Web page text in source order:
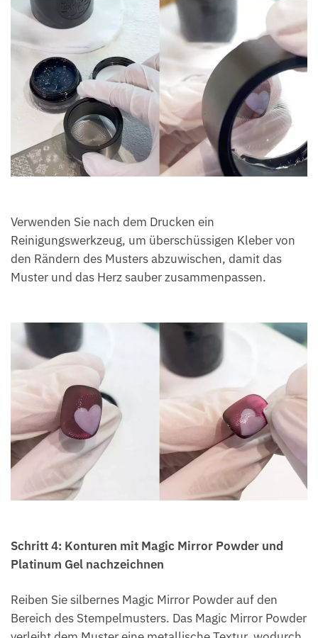
Verwenden Sie nach dem Drucken ein
Reinigungswerkzeug, um überschüssigen Kleber von
den Rändern des Musters abzuwischen, damit das
Muster und das Herz sauber zusammenpassen.
Schritt 4: Konturen mit Magic Mirror Powder und
Platinum Gel nachzeichnen
Reiben Sie silbernes Magic Mirror Powder auf den
Bereich des Stempelmusters. Das Magic Mirror Powder